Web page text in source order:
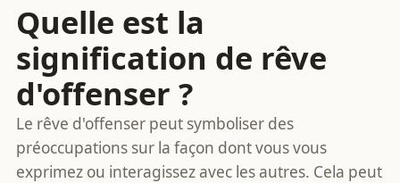
Quelle est la
signification de rêve
d'offenser ?
Le rêve d'offenser peut symboliser des
préoccupations sur la façon dont vous vous
exprimez ou interagissez avec les autres. Cela peut